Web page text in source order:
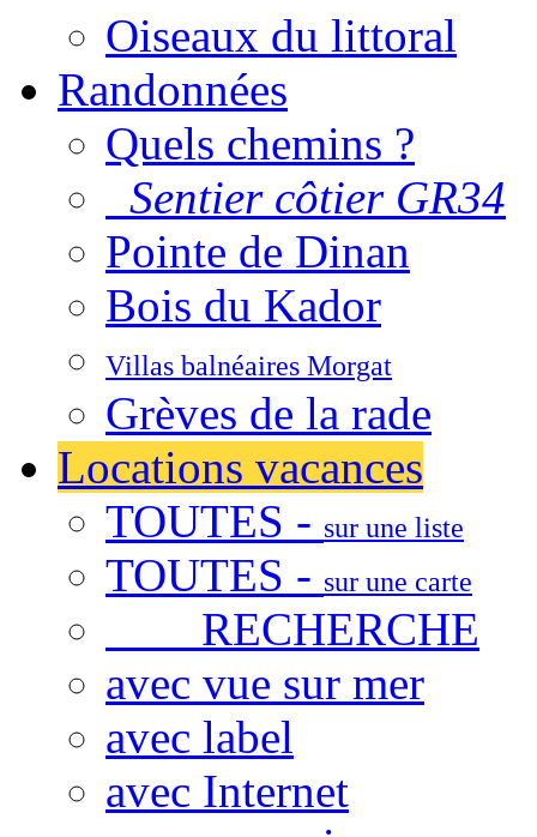
Oiseaux du littoral
Randonnées
Quels chemins ?
Sentier côtier GR34
Pointe de Dinan
Bois du Kador
Villas balnéaires Morgat
Grèves de la rade
Locations vacances
TOUTES - sur une liste
TOUTES - sur une carte
RECHERCHE
avec vue sur mer
avec label
avec Internet